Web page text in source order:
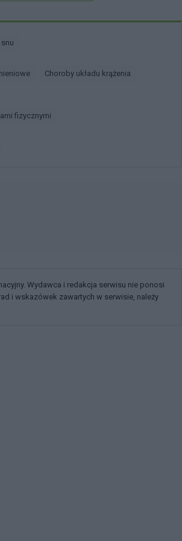
snu
Choroby układu krążenia
fizycznymi
Wydawca i redakcja serwisu nie ponosi
i wskazówek zawartych w serwisie, należy